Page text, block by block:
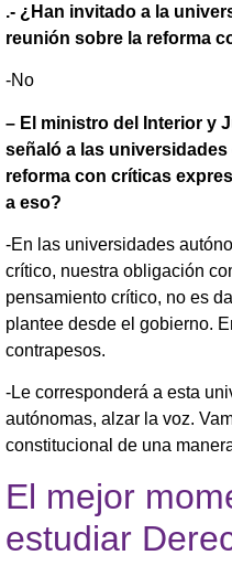
.- ¿Han invitado a la
reunión sobre la reforma
-No
– El ministro del Interior y
señaló a las
reforma con críticas
a eso?
-En las universidades
crítico, nuestra obligación
pensamiento crítico, no es
plantee desde el gobierno.
contrapesos.
-Le corresponderá a esta
autónomas, alzar la voz.
constitucional de una
El mejor
estudiar